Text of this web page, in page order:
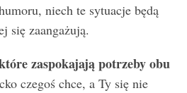
niech te sytuacje będą
się zaangażują.
zaspokajają potrzeby obu
czegoś chce, a Ty się nie